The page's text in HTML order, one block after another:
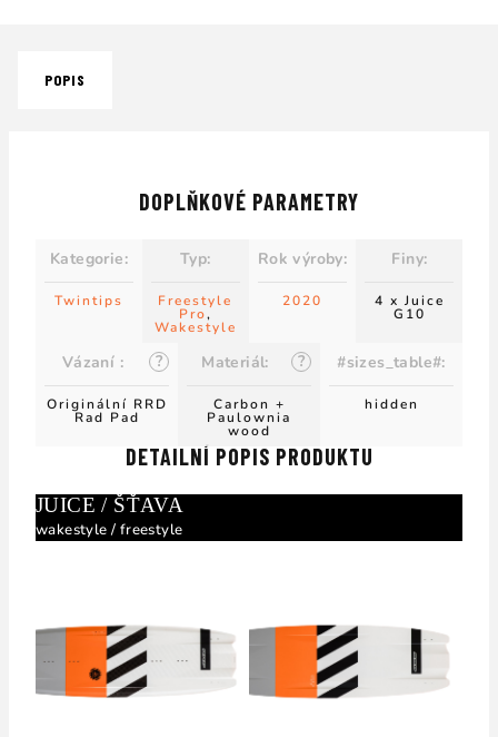
POPIS
DETAILNÍ POPIS PRODUKTU
JUICE / ŠŤAVA
wakestyle / freestyle
DOPLŇKOVÉ PARAMETRY
Kategorie:
Twintips
Typ:
Freestyle
Pro,
Wakestyle
Rok výroby:
2020
Finy:
4 x Juice
G10
?
Vázaní :
Originální RRD
Rad Pad
?
Materiál:
Carbon +
Paulownia
wood
#sizes_table#:
hidden